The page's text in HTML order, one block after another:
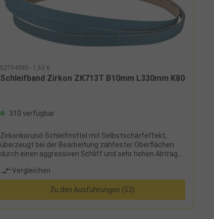
52704980 - 1,63 €
Schleifband Zirkon ZK713T B10mm L330mm K80
310 verfügbar
Zirkonkorund-Schleifmittel mit Selbstschärfeffekt,
überzeugt bei der Bearbeitung zähfester Oberflächen
durch einen aggressiven Schliff und sehr hohen Abtrag
Vergleichen
Zu den Ausführungen (53)